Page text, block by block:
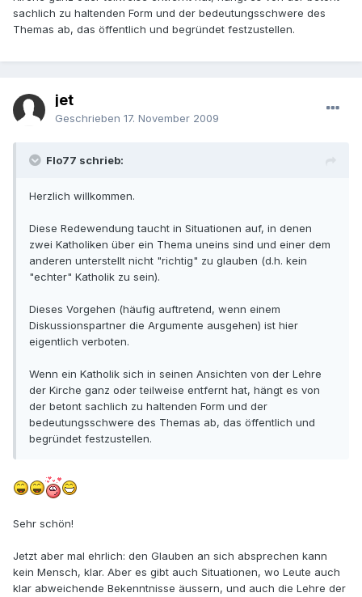
sachlich zu haltenden Form und der bedeutungsschwere des
Themas ab, das öffentlich und begründet festzustellen.
jet
Geschrieben 17. November 2009
Flo77 schrieb:
Herzlich willkommen.
Diese Redewendung taucht in Situationen auf, in denen
zwei Katholiken über ein Thema uneins sind und einer dem
anderen unterstellt nicht "richtig" zu glauben (d.h. kein
"echter" Katholik zu sein).
Dieses Vorgehen (häufig auftretend, wenn einem
Diskussionspartner die Argumente ausgehen) ist hier
eigentlich verboten.
Wenn ein Katholik sich in seinen Ansichten von der Lehre
der Kirche ganz oder teilweise entfernt hat, hängt es von
der betont sachlich zu haltenden Form und der
bedeutungsschwere des Themas ab, das öffentlich und
begründet festzustellen.
Sehr schön!
Jetzt aber mal ehrlich: den Glauben an sich absprechen kann
kein Mensch, klar. Aber es gibt auch Situationen, wo Leute auch
klar abweichende Bekenntnisse äussern, und auch die Lehre der